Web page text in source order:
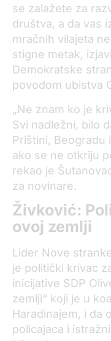
se zalažete za
društva, a da vas
mračnih vilajeta ne
stigne metak,
Demokratske
povodom ubistva
„Ne znam ko je
Svi nadležni, bilo
Prištini, Beogradu
ako se ne otkriju
rekao je
za novinare.
Živković:
ovoj zemlji
Lider Nove
je politički krivac
inicijative SDP
zemlji“ koji je u
Haradinajem, i da
policajaca i